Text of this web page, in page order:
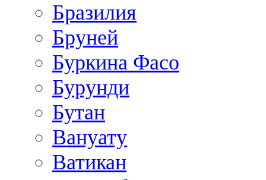
Бразилия
Бруней
Буркина Фасо
Бурунди
Бутан
Вануату
Ватикан